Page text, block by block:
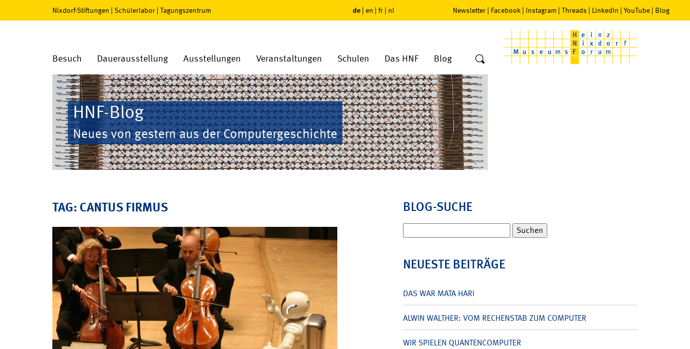
Nixdorf-Stiftungen | Schülerlabor | Tagungszentrum de | en | fr | nl Newsletter | Facebook | Instagram | Threads | LinkedIn | YouTube | Blog
Besuch Dauerausstellung Ausstellungen Veranstaltungen Schulen Das HNF Blog
HNF-Blog
Neues von gestern aus der Computergeschichte
TAG: CANTUS FIRMUS BLOG-SUCHE
nach:
NEUESTE BEITRÄGE
DAS WAR MATA HARI
ALWIN WALTHER: VOM RECHENSTAB ZUM COMPUTER
WIR SPIELEN QUANTENCOMPUTER